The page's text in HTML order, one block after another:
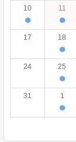
10
●
11
●
17 18
●
24 25
●
31 1
●